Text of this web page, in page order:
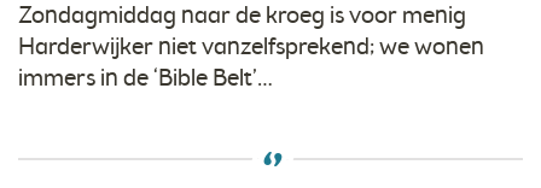
Zondagmiddag naar de kroeg is voor menig
Harderwijker niet vanzelfsprekend; we wonen
immers in de ‘Bible Belt’…